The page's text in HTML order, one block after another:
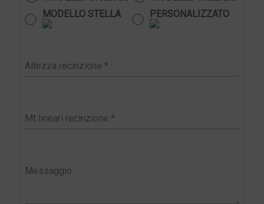
MODELLO STELLA
PERSONALIZZATO